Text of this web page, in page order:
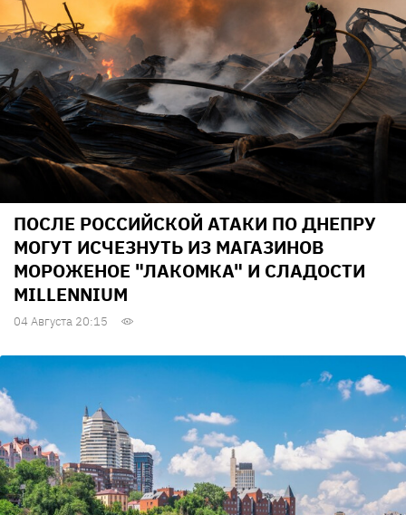
ПОСЛЕ РОССИЙСКОЙ АТАКИ ПО ДНЕПРУ
МОГУТ ИСЧЕЗНУТЬ ИЗ МАГАЗИНОВ
МОРОЖЕНОЕ "ЛАКОМКА" И СЛАДОСТИ
MILLENNIUM
04 Августа 20:15